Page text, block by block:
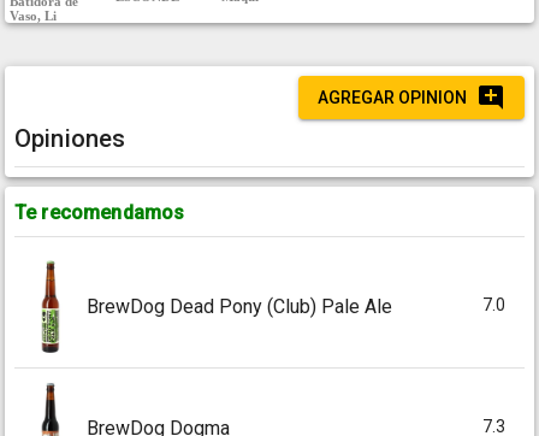
Vaso, Li
AGREGAR OPINION
Opiniones
Te recomendamos
BrewDog Dead Pony (Club) Pale Ale 7.0
BrewDog Dogma 7.3